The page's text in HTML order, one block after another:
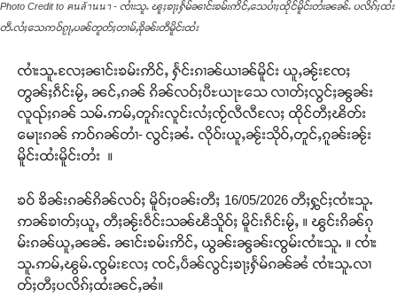
Photo Credit to คนล้านนา - ၸၢႆးသူႉ ၽူႈၶႃႈႁႅမ်ၼၢင်းၶမ်းဢိင်ႇသေပၢႆႈထိုင်မိူင်းတႆးၼၼ်ႉ ပလိၵ်ႈထႆး
တီႉလႆႈသေဢဝ်ၵႂႃႇပၼ်တူတ်ႈတၢမ်ႇၶိုၼ်းတီမိူင်းထႆး
ၸၢႆးသူႉလႄႈၼၢင်းၶမ်းဢိင်ႇ ႁႅင်းၵၢၼ်ယၢၼ်မိူင်း ယူႇၼႂ်းၸႄႈ
တွၼ်ႈၵဵင်းမႂ်ႇ ၼင်ႇၵၼ် ၵိၼ်လဝ်ႈပီႊယႃႊသေ လၢတ်ႈလွင်ႈၼွၼ်း
လူၺ်ႈၵၼ် သမ်ႉဢမ်ႇတူၵ်းလူင်းလႆႈၸႂ်လီလီလႄႈ ထိုင်တီႈၽိတ်း
မေႃးၵၼ် ဢဝ်ၵၼ်တၢႆ- လွင်ႈၼႆႉ လိုဝ်းယူႇၼႂ်းသိုဝ်ႇတူင်ႇၵူၼ်းၼႂ်း
မိူင်းထႆးမိူင်းတႆး ။
ၶဝ် ၶိၼ်းၵၼ်ၵိၼ်လဝ်ႈ မိူဝ်ႈဝၼ်းတီႈ 16/05/2026 တီႈႁွင်ႈၸၢႆးသူႉ
ဢၼ်ၶၢတ်ႈယူႇ တီႈၼႂ်းဝဵင်းသၼ်ၽီသိူဝ်ႈ မိူင်းၵဵင်းမႂ်ႇ ။ ၽွင်းၵိၼ်ၵု
မ်းၵၼ်ယူႇၼၼ်ႉ ၼၢင်းၶမ်းဢိင်ႇ ယွၼ်းၼွၼ်းၸွမ်းၸၢႆးသူႉ ။ ၸၢႆး
သူႉဢမ်ႇၽွမ်ႉၸွမ်းလႄႈ ၸင်ႇပဵၼ်လွင်ႈၶႃႈႁႅမ်ၵၼ်ၼႆ ၸၢႆးသူႉလၢ
တ်ႈတီႈပလိၵ်ႈထႆးၼင်ႇၼႆ။